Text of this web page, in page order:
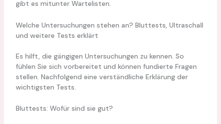
gibt es mitunter Wartelisten.
Welche Untersuchungen stehen an? Bluttests, Ultraschall
und weitere Tests erklärt
Es hilft, die gängigen Untersuchungen zu kennen. So
fühlen Sie sich vorbereitet und können fundierte Fragen
stellen. Nachfolgend eine verständliche Erklärung der
wichtigsten Tests.
Bluttests: Wofür sind sie gut?